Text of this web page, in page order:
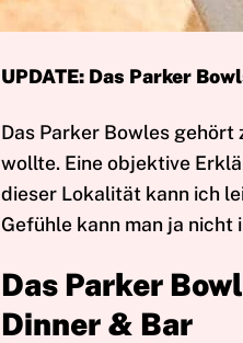
UPDATE: Das Parker
Das Parker Bowles gehört
wollte. Eine objektive
dieser Lokalität kann ich
Gefühle kann man ja
Das Parker
Dinner & Bar